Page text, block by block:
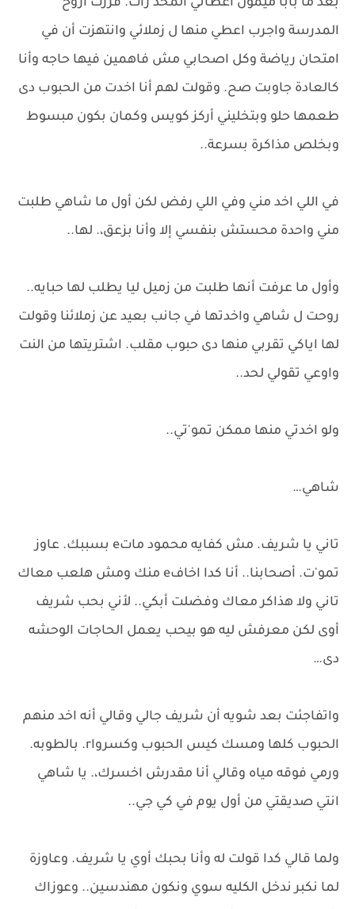
بعد ما بابا ميمون اعطاني المخد'رات. قررت أروح
المدرسة واجرب اعطي منها ل زملائي وانتهزت أن في
امتحان رياضة وكل اصحابي مش فاهمين فيها حاجه وأنا
كالعادة جاوبت صح. وقولت لهم أنا اخدت من الحبوب دى
طعمها حلو وبتخليني أركز كويس وكمان بكون مبسوط
وبخلص مذاكرة بسرعة..
في اللي اخد مني وفي اللي رفض لكن أول ما شاهي طلبت
مني واحدة محستش بنفسي إلا وأنا بزعق،. لها..
وأول ما عرفت أنها طلبت من زميل ليا يطلب لها حبايه..
روحت ل شاهي واخدتها في جانب بعيد عن زملائنا وقولت
لها اياكي تقربي منها دى حبوب مقلب. اشتريتها من النت
واوعي تقولي لحد..
ولو اخدتي منها ممكن تمو'تي..
شاهي…
تاني يا شريف. مش كفايه محمود ماتe بسببك. عاوز
تمو'ت. أصحابنا.. أنا كدا اخافe منك ومش هلعب معاك
تاني ولا هذاكر معاك وفضلت أبكي.. لأني بحب شريف
أوى لكن معرفش ليه هو بيحب يعمل الحاجات الوحشه
دى…
واتفاجئت بعد شويه أن شريف جالي وقالي أنه اخد منهم
الحبوب كلها ومسك كيس الحبوب وكسرواr. بالطوبه.
ورمي فوقه مياه وقالي أنا مقدرش اخسرك،. يا شاهي
انتي صديقتي من أول يوم في كي جي..
ولما قالي كدا قولت له وأنا بحبك أوي يا شريف. وعاوزة
لما نكبر ندخل الكليه سوي ونكون مهندسين.. وعوزاك